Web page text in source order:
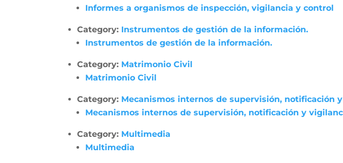
Informes a organismos de inspección, vigilancia y control
Category: Instrumentos de gestión de la información.
Instrumentos de gestión de la información.
Category: Matrimonio Civil
Matrimonio Civil
Category: Mecanismos internos de supervisión, notificación
Mecanismos internos de supervisión, notificación y
Category: Multimedia
Multimedia